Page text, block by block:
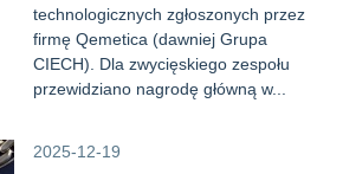
technologicznych zgłoszonych przez
firmę Qemetica (dawniej Grupa
CIECH). Dla zwycięskiego zespołu
przewidziano nagrodę główną w...
2025-12-19